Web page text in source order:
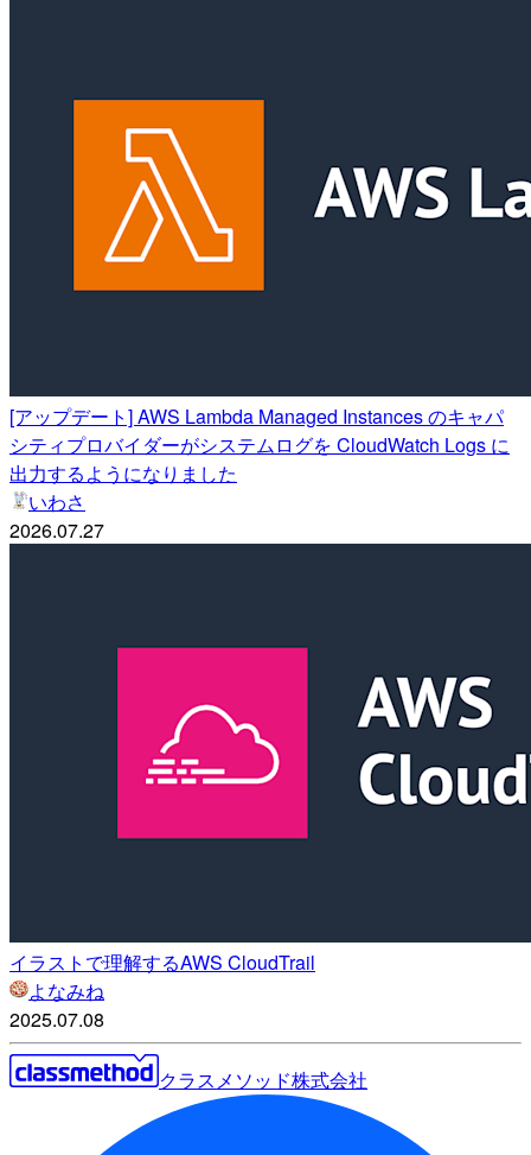
[アップデート] AWS Lambda Managed Instances のキャパ
シティプロバイダーがシステムログを CloudWatch Logs に
出力するようになりました
いわさ
2026.07.27
イラストで理解するAWS CloudTrail
よなみね
2025.07.08
クラスメソッド株式会社